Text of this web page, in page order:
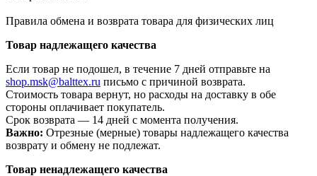
Правила обмена и возврата товара для физических лиц
Товар надлежащего качества
Если товар не подошел, в течение 7 дней отправьте на
shop.msk@balttex.ru письмо с причиной возврата.
Стоимость товара вернут, но расходы на доставку в обе
стороны оплачивает покупатель.
Срок возврата — 14 дней с момента получения.
Важно: Отрезные (мерные) товары надлежащего качества
возврату и обмену не подлежат.
Товар ненадлежащего качества